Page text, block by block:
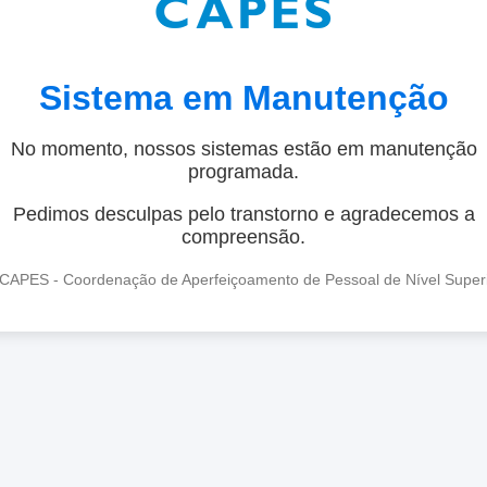
Sistema em Manutenção
No momento, nossos sistemas estão em manutenção
programada.
Pedimos desculpas pelo transtorno e agradecemos a
compreensão.
- Coordenação de Aperfeiçoamento de Pessoal de Nível